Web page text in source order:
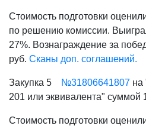
Стоимость подготовки
по решению комиссии.
27%. Вознаграждение за
руб. Сканы доп. соглашений.
Закупка 5 №31806641807 на
201 или эквивалента" суммой
Стоимость подготовки